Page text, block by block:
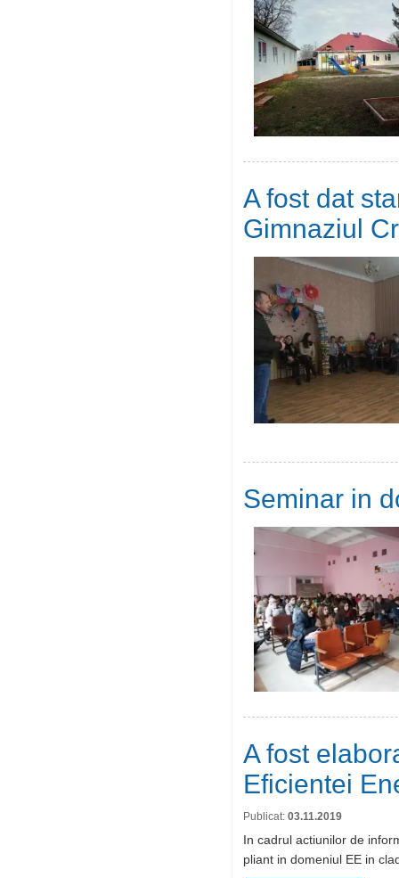
A fost dat
Gimnaziul
Seminar in
A fost
Eficientei
Publicat: 03.11.2019
In cadrul actiunilor de
pliant in domeniul EE in